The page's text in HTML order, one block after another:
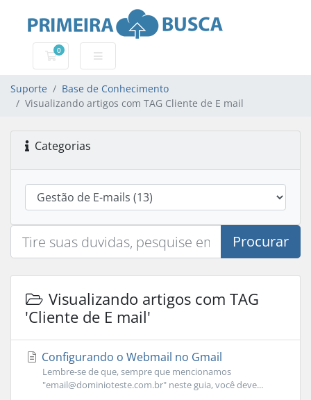
0
Carrinho de Compras
Suporte
Base de Conhecimento
Visualizando artigos com TAG Cliente de E mail
Categorias
Procurar
Visualizando artigos com TAG
'Cliente de E mail'
Configurando o Webmail no Gmail
Lembre-se de que, sempre que mencionamos
"email@dominioteste.com.br" neste guia, você deve...